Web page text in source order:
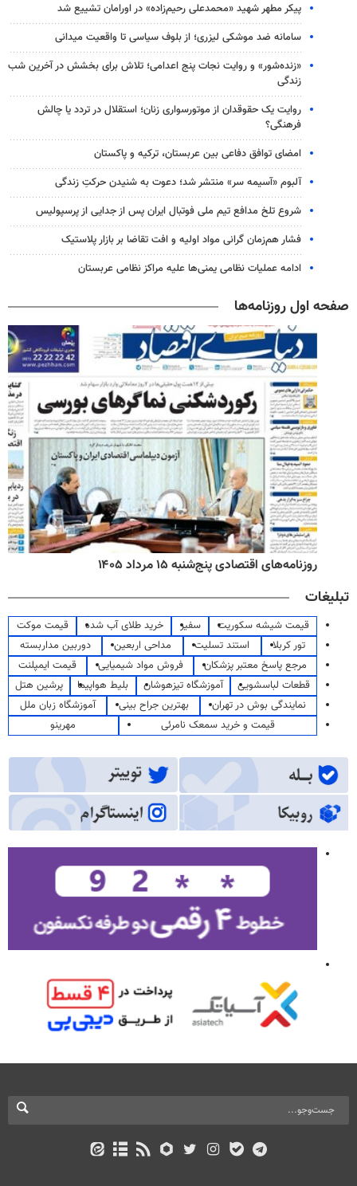
پیکر مطهر شهید «محمدعلی رحیم‌زاده» در اورامان تشییع شد
سامانه ضد موشکی لیزری؛ از بلوف سیاسی تا واقعیت میدانی
«زنده‌شور» و روایت نجات پنج اعدامی؛ تلاش برای بخشش در آخرین شب
زندگی
روایت یک حقوقدان از موتورسواری زنان؛ استقلال در تردد یا چالش
فرهنگی؟
امضای توافق دفاعی بین عربستان، ترکیه و پاکستان
آلبوم «آسیمه سر» منتشر شد؛ دعوت به شنیدن حرکتِ زندگی
شروع تلخ مدافع تیم ملی فوتبال ایران پس از جدایی از پرسپولیس
فشار هم‌زمان گرانی مواد اولیه و افت تقاضا بر بازار پلاستیک
ادامه عملیات نظامی یمنی‌ها علیه مراکز نظامی عربستان
صفحه اول روزنامه‌ها
روزنامه‌های صبح پنج‌شنبه ۱۵ مرداد ۱۴۰۵
تبلیغات
قیمت شیشه سکوریت سفیر خرید طلای آب شده
قیمت موکت
تور کربلا
استند تسلیت مداحی اربعین
دوربین مداربسته
مرجع پاسخ معتبر پزشکان
فروش مواد شیمیایی
قیمت ایمپلنت
قطعات لباسشویی
آموزشگاه تیزهوشان بلیط هواپیما
پرشین هتل
نمایندگی بوش در تهران
بهترین جراح بینی
آموزشگاه زبان ملل
قیمت و خرید سمعک نامرئی
مهرینو